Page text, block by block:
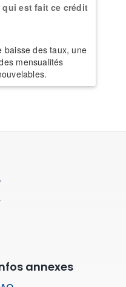
est fait ce crédit
baisse des taux, une
mensualités
annexes